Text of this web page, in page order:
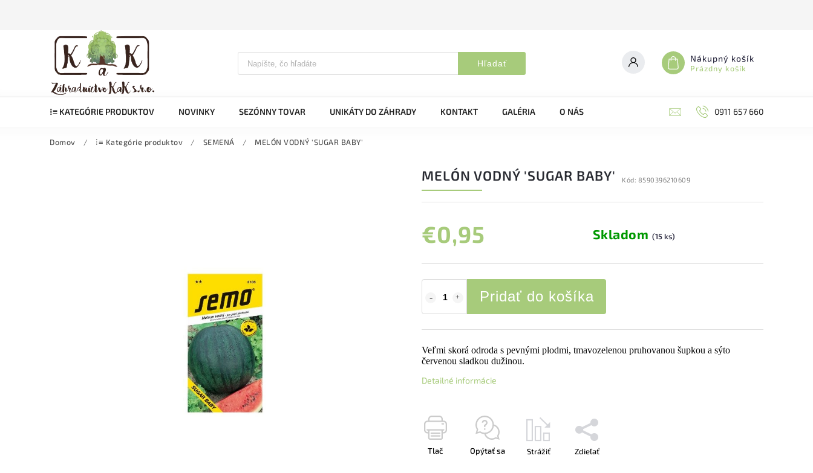
Hľadať Nákupný košík
Prázdny košík
⁞≡ KATEGÓRIE PRODUKTOV NOVINKY SEZÓNNY TOVAR UNIKÁTY DO ZÁHRADY KONTAKT GALÉRIA O NÁS 0911 657 660
Domov / ⁞≡ Kategórie produktov / SEMENÁ / MELÓN VODNÝ 'SUGAR BABY'
MELÓN VODNÝ 'SUGAR BABY' Kód: 8590396210609
€0,95 Skladom (15 ks)
Pridať do košíka
Veľmi skorá odroda s pevnými plodmi, tmavozelenou pruhovanou šupkou a sýto
červenou sladkou dužinou.
Detailné informácie
Tlač Opýtať sa Strážiť Zdieľať